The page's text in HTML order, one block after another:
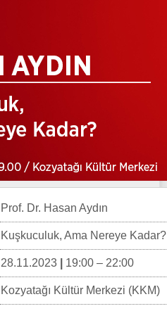
Prof. Dr. Hasan Aydın
Kuşkuculuk, Ama Nereye Kadar?
28.11.2023 19:00 – 22:00
Kozyatağı Kültür Merkezi (KKM)